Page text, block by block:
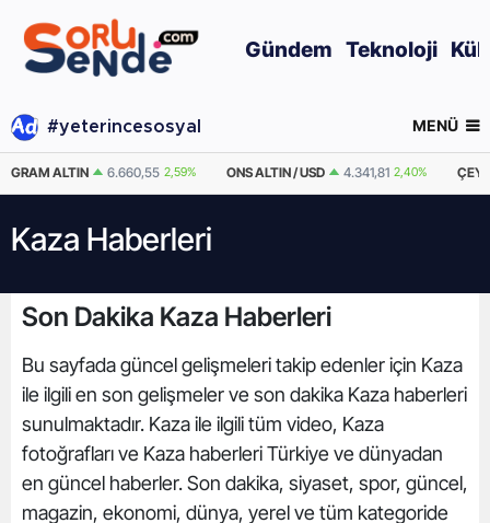
Gündem Teknoloji
#yeterincesosyal MENÜ
GRAM ALTIN 6.660,55 2,59% ONS ALTIN / USD 4.341,81 2,40%
Kaza Haberleri
Son Dakika Kaza Haberleri
Bu sayfada güncel gelişmeleri takip edenler için Kaza
ile ilgili en son gelişmeler ve son dakika Kaza haberleri
sunulmaktadır. Kaza ile ilgili tüm video, Kaza
fotoğrafları ve Kaza haberleri Türkiye ve dünyadan
en güncel haberler. Son dakika, siyaset, spor, güncel,
magazin, ekonomi, dünya, yerel ve tüm kategoride